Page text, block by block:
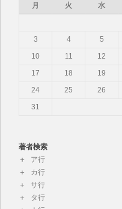
月 火 水
3
4 5
10
11 12
17
18 19
24
25 26
31
著者検索
ア行
カ行
サ行
タ行